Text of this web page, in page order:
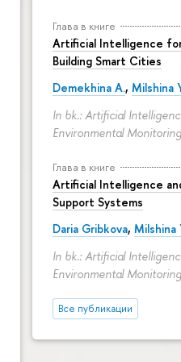
Глава в книге
Artificial Intelligence for
Building Smart Cities
Demekhina A., Milshina
In bk.: Artificial
Environmental
Глава в книге
Artificial Intelligence
Support Systems
Daria Gribkova, Milshina
In bk.: Artificial
Environmental
Все публикации